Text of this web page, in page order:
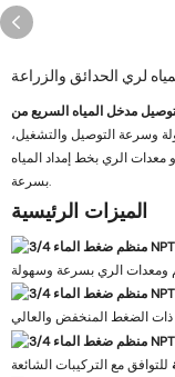
لري الحدائق والزراعة
وسرعة التوصيل والتشغيل،
الري بخط إمداد المياه
بسرعة.
الميزات الرئيسية